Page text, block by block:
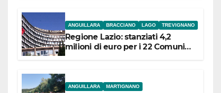
ANGUILLARA BRACCIANO LAGO TREVIGNANO
Regione Lazio: stanziati 4,2
milioni di euro per i 22 Comuni
ANGUILLARA MARTIGNANO